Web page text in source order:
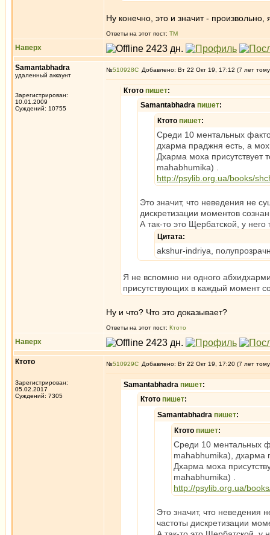
Ну конечно, это и значит -
Ответы на этот пост: ТМ
Наверх
Samantabhadra
удаленный аккаунт
Зарегистрирован:
10.01.2009
Суждений: 10755
№510928 Добавлено: Вт 22 Окт 19, 17:12 (7 лет
Ктото пишет:
Samantabhadra пишет:
Ктото пишет:
Среди 10 ментальных
дхарма праджня есть, а
Дхарма моха присутствует
mahabhumika) .
http://psylib.org.ua/books/
Это значит, что неведения не
дискретизации моментов
А так-то это Щербатской, у
Цитата:
akshur-indriya,
Я не вспомню ни одного
присутствующих в каждый момент
Ну и что? Что это доказывает?
Ответы на этот пост: Ктото
Наверх
Ктото
Зарегистрирован:
05.02.2017
Суждений: 7305
№510929 Добавлено: Вт 22 Окт 19, 17:20 (7 лет
Samantabhadra пишет:
Ктото пишет:
Samantabhadra пишет:
Ктото пишет:
Среди 10 ментальных
mahabhumika), дхарма
Дхарма моха
mahabhumika) .
http://psylib.org.ua/
Это значит, что
частоты дискретизации